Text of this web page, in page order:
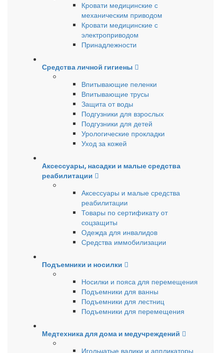
Кровати медицинские с
механическим приводом
Кровати медицинские с
электроприводом
Принадлежности
Средства личной гигиены
Впитывающие пеленки
Впитывающие трусы
Защита от воды
Подгузники для взрослых
Подгузники для детей
Урологические прокладки
Уход за кожей
Аксессуары, насадки и малые средства
реабилитации
Аксессуары и малые средства
реабилитации
Товары по сертификату от
соцзащиты
Одежда для инвалидов
Средства иммобилизации
Подъемники и носилки
Носилки и пояса для перемещения
Подъемники для ванны
Подъемники для лестниц
Подъемники для перемещения
Медтехника для дома и медучреждений
Игольчатые валики и аппликаторы